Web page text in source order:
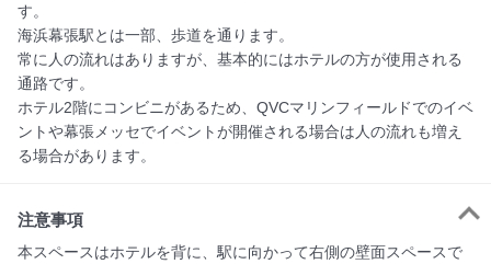
す。
海浜幕張駅とは一部、歩道を通ります。
常に人の流れはありますが、基本的にはホテルの方が使用される
通路です。
ホテル2階にコンビニがあるため、QVCマリンフィールドでのイベ
ントや幕張メッセでイベントが開催される場合は人の流れも増え
る場合があります。
注意事項
本スペースはホテルを背に、駅に向かって右側の壁面スペースで